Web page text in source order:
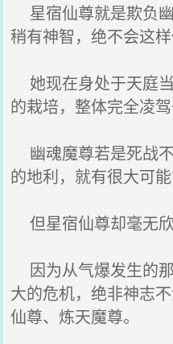
星宿仙尊就是欺负
稍有神智，绝不会这样
她现在身处于天庭
的栽培，整体完全凌驾
幽魂魔尊若是死战
的地利，就有很大可能
但星宿仙尊却毫无欣
因为从气爆发生的
大的危机，绝非神志
仙尊、炼天魔尊。